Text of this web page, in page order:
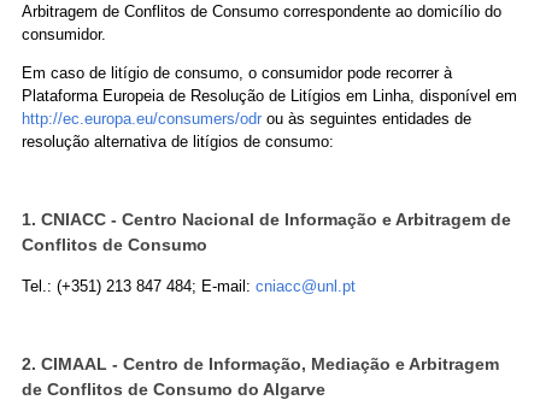
Arbitragem de Conflitos de Consumo correspondente ao domicílio do
consumidor.
Em caso de litígio de consumo, o consumidor pode recorrer à
Plataforma Europeia de Resolução de Litígios em Linha, disponível em
http://ec.europa.eu/consumers/odrou às seguintes entidades de
resolução alternativa de litígios de consumo:
1. CNIACC - Centro Nacional de Informação e Arbitragem de
Conflitos de Consumo
Tel.: (+351) 213 847 484; E-mail: cniacc@unl.pt
2. CIMAAL - Centro de Informação, Mediação e Arbitragem
de Conflitos de Consumo do Algarve